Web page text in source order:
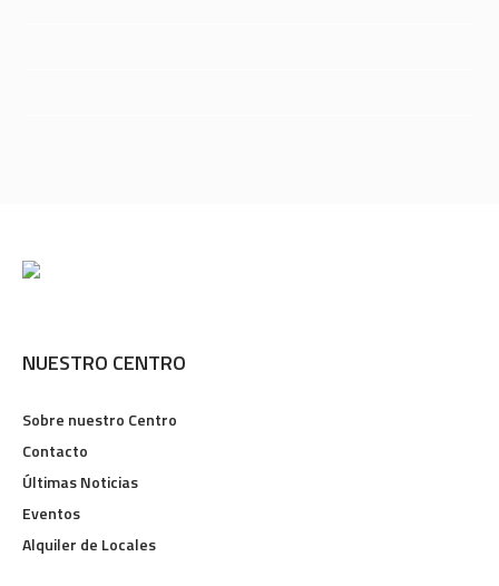
NUESTRO CENTRO
Sobre nuestro Centro
Contacto
Últimas Noticias
Eventos
Alquiler de Locales